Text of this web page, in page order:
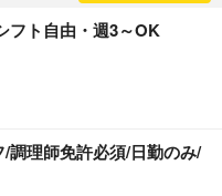
フト自由・週3～OK
/調理師免許必須/日勤のみ/